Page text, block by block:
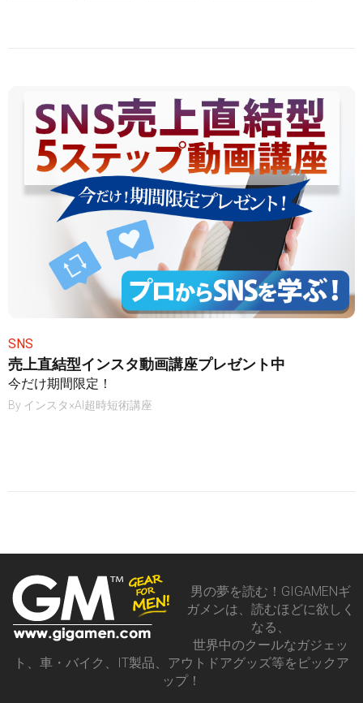
SNS
売上直結型インスタ動画講座プレゼント中
今だけ期間限定！
By インスタ×AI超時短術講座
男の夢を読む！GIGAMENギ
ガメンは、読むほどに欲しく
なる、
世界中のクールなガジェッ
ト、車・バイク、IT製品、アウトドアグッズ等をピックア
ップ！